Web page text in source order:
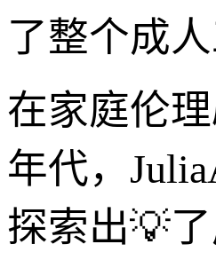
了整个成
在家庭伦
年代，
探索出💡